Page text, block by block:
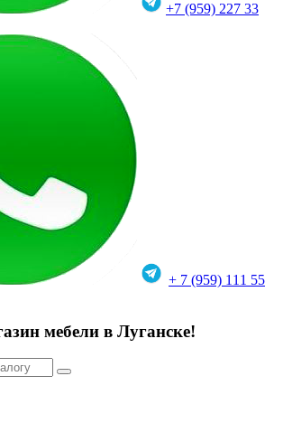
+7 (959) 227 33
+ 7 (959) 111 55
мебели в Луганске!